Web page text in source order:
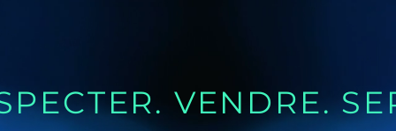
VENDRE.